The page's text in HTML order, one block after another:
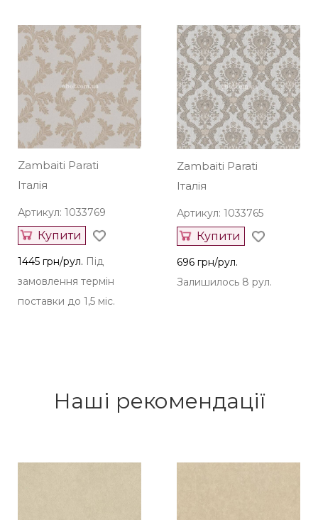
Zambaiti Parati
Італія
Артикул: 1033769
Купити
1445 грн/рул. Під
замовлення термін
поставки до 1,5 міс.
Zambaiti Parati
Італія
Артикул: 1033765
Купити
696 грн/рул.
Залишилось 8 рул.
Наші рекомендації